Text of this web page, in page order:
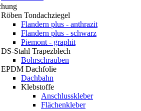
Röben Tondachziegel
Flandern plus - anthrazit
Flandern plus - schwarz
Piemont - graphit
DS-Stahl Trapezblech
Bohrschrauben
EPDM Dachfolie
Dachbahn
Klebstoffe
Anschlusskleber
Flächenkleber